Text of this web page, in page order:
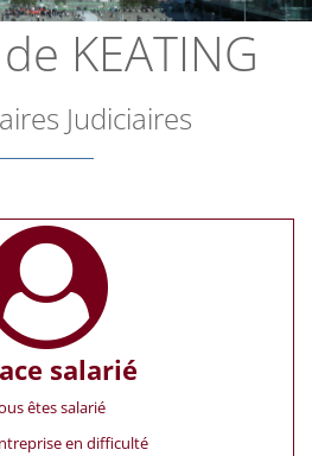
KEATING
Judiciaires
salarié
êtes salarié
en difficulté